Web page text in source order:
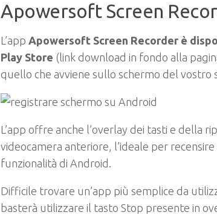
Apowersoft Screen
L’app Apowersoft Screen Recorder è
Play Store (link download in fondo alla
quello che avviene sullo schermo del
L’app offre anche l’overlay dei tasti e della
videocamera anteriore, l’ideale per
funzionalità di Android.
Difficile trovare un’app più semplice da
basterà utilizzare il tasto Stop presente in